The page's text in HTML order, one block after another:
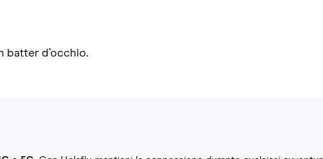
batter d’occhio.